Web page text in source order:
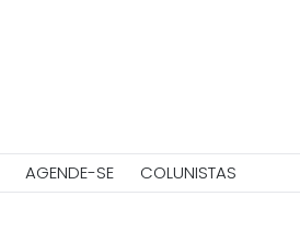
AGENDE-SE COLUNISTAS